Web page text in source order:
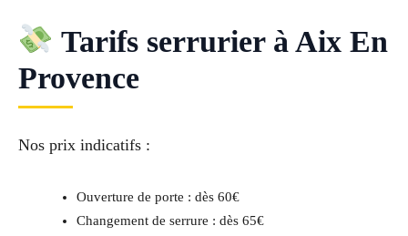
Tarifs serrurier à Aix En
Provence
Nos prix indicatifs :
Ouverture de porte : dès 60€
Changement de serrure : dès 65€